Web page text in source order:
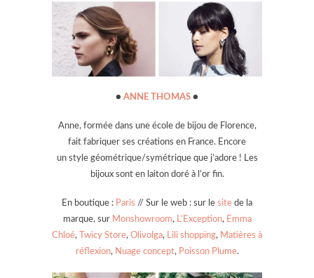
● ANNE THOMAS ●
Anne, formée dans une école de bijou de Florence,
fait fabriquer ses créations en France. Encore
un style géométrique/symétrique que j’adore ! Les
bijoux sont en laiton doré à l’or fin.
En boutique : Paris // Sur le web : sur le site de la
marque, sur Monshowroom, L’Exception, Emma
Chloé, Twicy Store, Olivolga, Lili shopping, Matières à
réflexion, Nuage concept, Poisson Plume.